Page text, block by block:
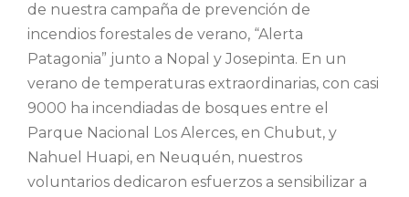
de nuestra campaña de prevención de
incendios forestales de verano, “Alerta
Patagonia” junto a Nopal y Josepinta. En un
verano de temperaturas extraordinarias, con casi
9000 ha incendiadas de bosques entre el
Parque Nacional Los Alerces, en Chubut, y
Nahuel Huapi, en Neuquén, nuestros
voluntarios dedicaron esfuerzos a sensibilizar a